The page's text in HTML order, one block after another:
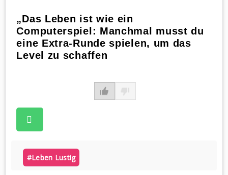
„Das Leben ist wie ein
Computerspiel: Manchmal musst du
eine Extra-Runde spielen, um das
Level zu schaffen
#leben Lustig